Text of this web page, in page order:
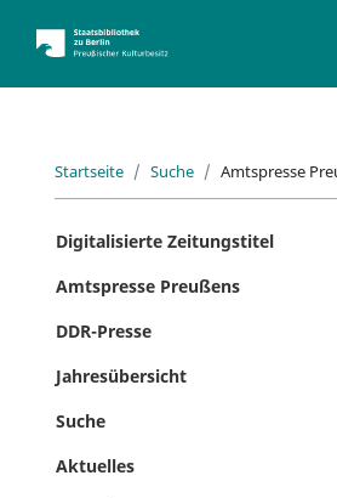
Startseite Suche Amtspresse
Digitalisierte Zeitungstitel
Amtspresse Preußens
DDR-Presse
Jahresübersicht
Suche
Aktuelles